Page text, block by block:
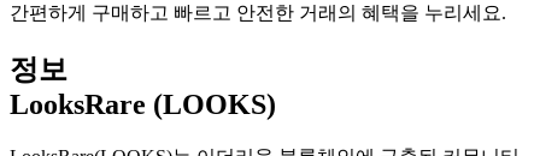
간편하게 구매하고 빠르고 안전한 거래의 혜택을 누리세요.
정보
LooksRare (LOOKS)